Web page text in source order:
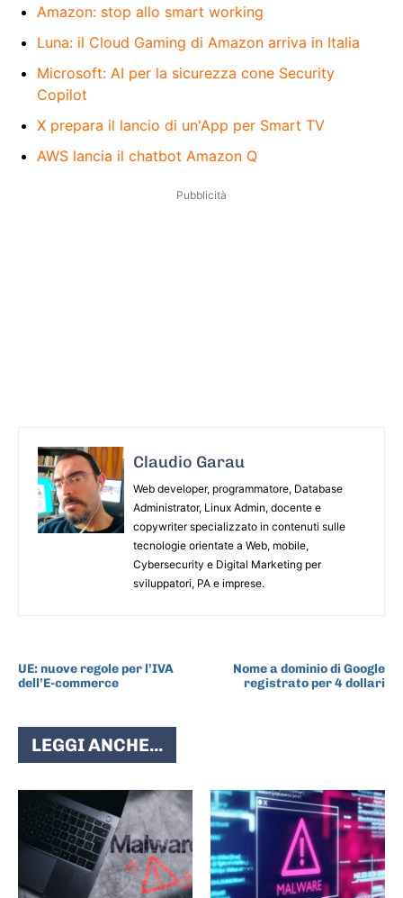
Amazon: stop allo smart working
Luna: il Cloud Gaming di Amazon arriva in Italia
Microsoft: AI per la sicurezza cone Security
Copilot
X prepara il lancio di un'App per Smart TV
AWS lancia il chatbot Amazon Q
Pubblicità
Claudio Garau
Web developer, programmatore, Database
Administrator, Linux Admin, docente e
copywriter specializzato in contenuti sulle
tecnologie orientate a Web, mobile,
Cybersecurity e Digital Marketing per
sviluppatori, PA e imprese.
UE: nuove regole per l’IVA
dell’E-commerce
Nome a dominio di Google
registrato per 4 dollari
LEGGI ANCHE...